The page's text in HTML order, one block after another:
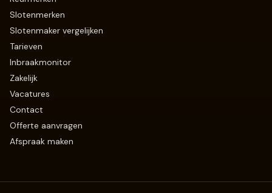
Slotenmerken
Slotenmaker vergelijken
Tarieven
Inbraakmonitor
Zakelijk
Vacatures
Contact
Offerte aanvragen
Afspraak maken